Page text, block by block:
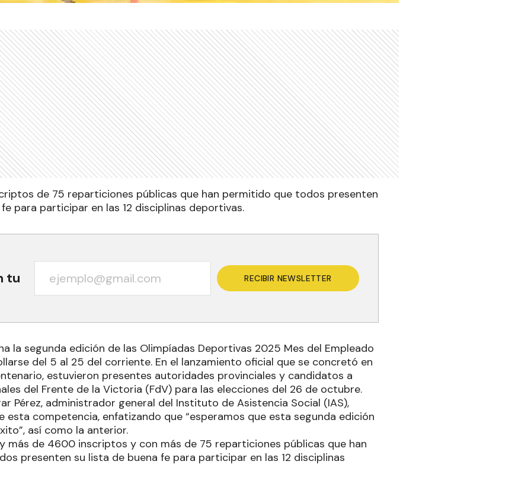
de 75 reparticiones públicas que han permitido que todos presenten
para participar en las 12 disciplinas deportivas.
tu RECIBIR NEWSLETTER
la segunda edición de las Olimpíadas Deportivas 2025 Mes del Empleado
del 5 al 25 del corriente. En el lanzamiento oficial que se concretó en
estuvieron presentes autoridades provinciales y candidatos a
del Frente de la Victoria (FdV) para las elecciones del 26 de octubre.
Pérez, administrador general del Instituto de Asistencia Social (IAS),
esta competencia, enfatizando que “esperamos que esta segunda edición
así como la anterior.
más de 4600 inscriptos y con más de 75 reparticiones públicas que han
presenten su lista de buena fe para participar en las 12 disciplinas